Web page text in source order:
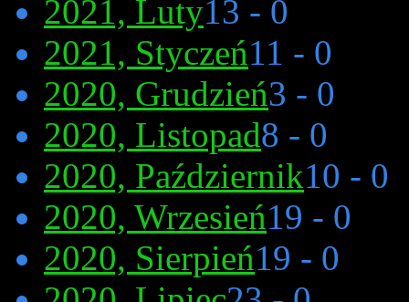
2021, Luty13 - 0
2021, Styczeń11 - 0
2020, Grudzień3 - 0
2020, Listopad8 - 0
2020, Październik10 - 0
2020, Wrzesień19 - 0
2020, Sierpień19 - 0